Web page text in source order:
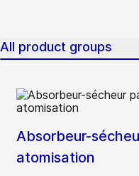
All product groups
Absorbeur-
atomisation